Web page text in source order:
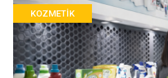
KOZMETIK